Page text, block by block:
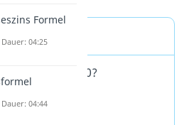
1a
ist 10% von 70?
Formel
04:25
04:44